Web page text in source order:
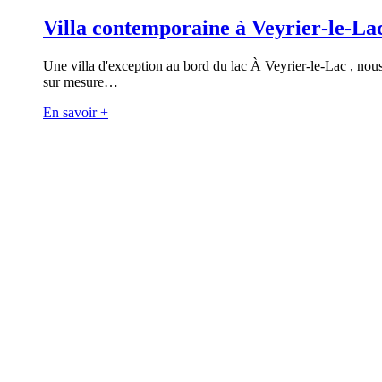
Villa contemporaine à
Une villa d'exception au bord du lac À Veyrier‑le‑Lac ,
sur mesure…
En savoir +